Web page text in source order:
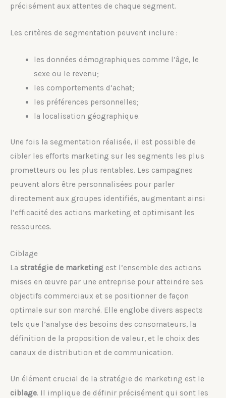
précisément aux attentes de chaque segment.
Les critères de segmentation peuvent inclure :
les données démographiques comme l’âge, le
sexe ou le revenu;
les comportements d’achat;
les préférences personnelles;
la localisation géographique.
Une fois la segmentation réalisée, il est possible de
cibler les efforts marketing sur les segments les plus
prometteurs ou les plus rentables. Les campagnes
peuvent alors être personnalisées pour parler
directement aux groupes identifiés, augmentant ainsi
l’efficacité des actions marketing et optimisant les
ressources.
Ciblage
La stratégie de marketing est l’ensemble des actions
mises en œuvre par une entreprise pour atteindre ses
objectifs commerciaux et se positionner de façon
optimale sur son marché. Elle englobe divers aspects
tels que l’analyse des besoins des consomateurs, la
définition de la proposition de valeur, et le choix des
canaux de distribution et de communication.
Un élément crucial de la stratégie de marketing est le
ciblage. Il implique de définir précisément qui sont les